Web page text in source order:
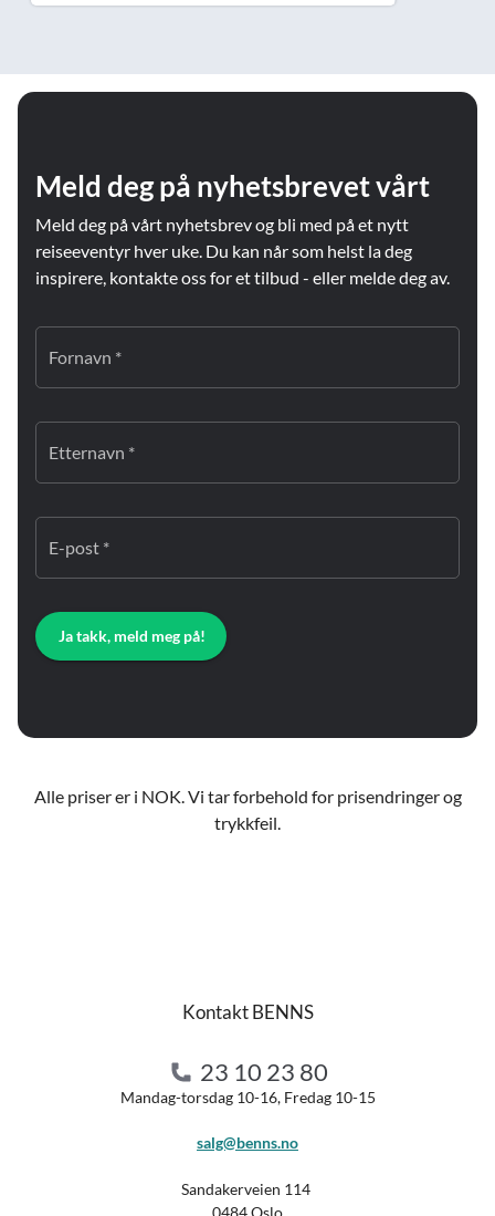
Meld deg på nyhetsbrevet vårt
Meld deg på vårt nyhetsbrev og bli med på et nytt
reiseeventyr hver uke. Du kan når som helst la deg
inspirere, kontakte oss for et tilbud - eller melde deg av.
Fornavn *
Etternavn *
E-post *
Ja takk, meld meg på!
Alle priser er i NOK. Vi tar forbehold for prisendringer og
trykkfeil.
Kontakt BENNS
23 10 23 80
Mandag-torsdag 10-16, Fredag 10-15
salg@benns.no
Sandakerveien 114
0484 Oslo